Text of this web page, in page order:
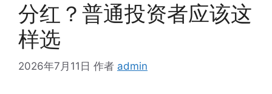
分红？普通投资者应该这
样选
2026年7月11日 作者 admin